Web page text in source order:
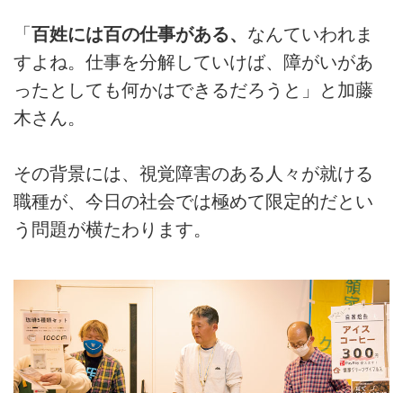
「 百姓には百の仕事がある、 なんていわれま
すよね。仕事を分解していけば、障がいがあ
ったとしても何かはできるだろうと」と加藤
木さん。
その背景には、視覚障害のある人々が就ける
職種が、今日の社会では極めて限定的だとい
う問題が横たわります。